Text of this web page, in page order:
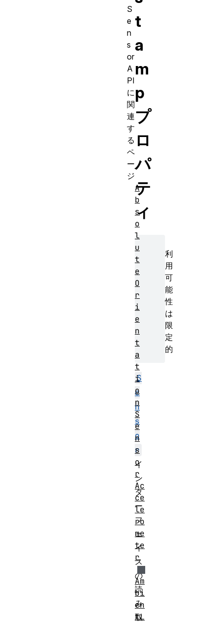
t
a
m
p
プ
ロ
パ
テ
ィ
利
用
可
能
性
は
限
定
的
S
e
n
s
o
r
イ
ン
タ
ー
フ
ェ
イ
ス
の
読
み
取
S
e
n
s
or
A
PI
に
関
連
す
る
ペ
ー
ジ
A
b
s
o
l
u
t
e
O
r
i
e
n
t
a
t
i
o
n
S
e
n
s
o
r
Ac
ce
le
ro
me
te
r
Am
bi
en
tL